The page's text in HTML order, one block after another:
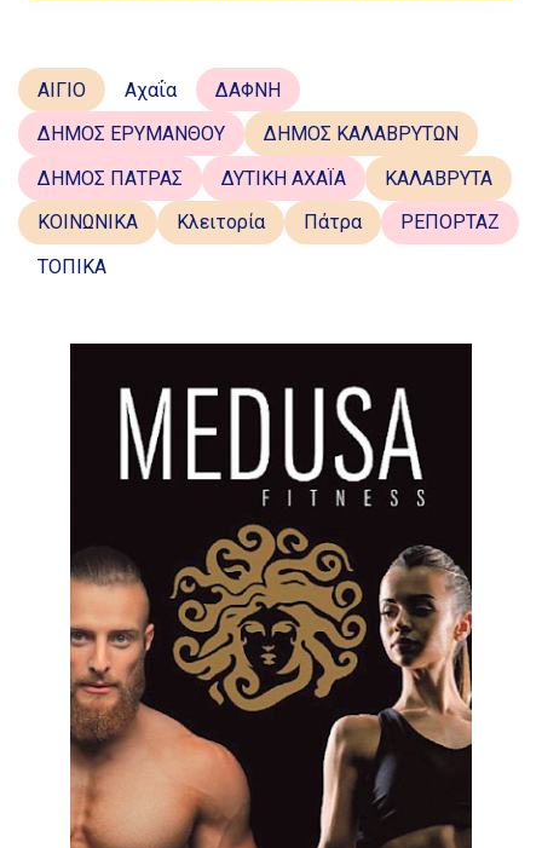
ΑΙΓΙΟ Αχαΐα
ΔΑΦΝΗ
ΔΗΜΟΣ ΕΡΥΜΑΝΘΟΥ
ΔΗΜΟΣ ΚΑΛΑΒΡΥΤΩΝ
ΔΗΜΟΣ ΠΑΤΡΑΣ
ΔΥΤΙΚΗ ΑΧΑΪΑ
ΚΑΛΑΒΡΥΤΑ
ΚΟΙΝΩΝΙΚΑ
Κλειτορία Πάτρα
ΡΕΠΟΡΤΑΖ
ΤΟΠΙΚΑ